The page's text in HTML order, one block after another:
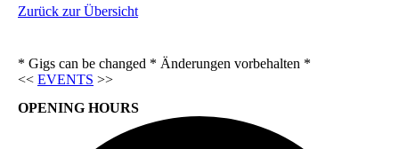
Zurück zur Übersicht
* Gigs can be changed * Änderungen vorbehalten *
<< EVENTS >>
OPENING HOURS